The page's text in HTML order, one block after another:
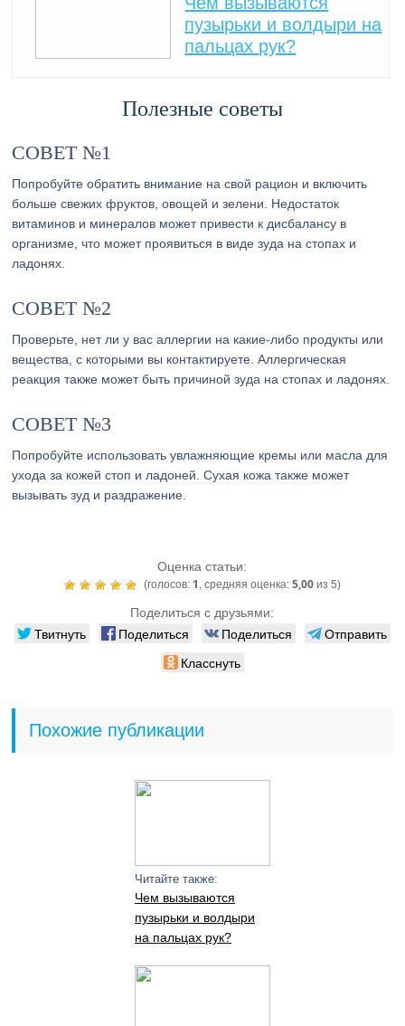
пузырьки и волдыри на
пальцах рук?
Полезные советы
СОВЕТ №1
Попробуйте обратить внимание на свой рацион и включить
больше свежих фруктов, овощей и зелени. Недостаток
витаминов и минералов может привести к дисбалансу в
организме, что может проявиться в виде зуда на стопах и
ладонях.
СОВЕТ №2
Проверьте, нет ли у вас аллергии на какие-либо продукты или
вещества, с которыми вы контактируете. Аллергическая
реакция также может быть причиной зуда на стопах и ладонях.
СОВЕТ №3
Попробуйте использовать увлажняющие кремы или масла для
ухода за кожей стоп и ладоней. Сухая кожа также может
вызывать зуд и раздражение.
Оценка статьи:
(голосов: 1 , средняя оценка: 5,00из 5)
Поделиться с друзьями:
Твитнуть Поделиться Поделиться
Отправить
Класснуть
Похожие публикации
Читайте также:
Чем вызываются
пузырьки и волдыри
на пальцах рук?